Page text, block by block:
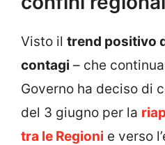
Visto il trend positivo
contagi – che
Governo ha deciso di
del 3 giugno per la
tra le Regioni e verso